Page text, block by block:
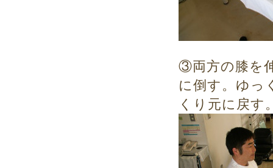
③両方の膝を
に倒す。ゆっ
くり元に戻す